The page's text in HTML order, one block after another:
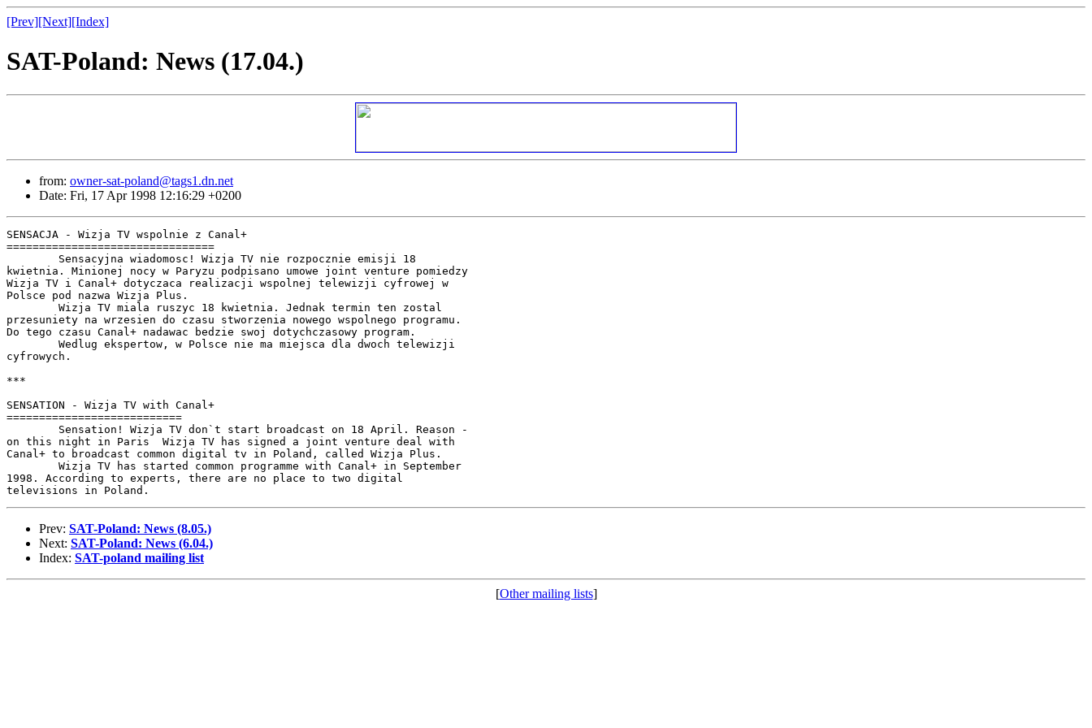
[Prev][Next][Index]
SAT-Poland: News (17.04.)
from: owner-sat-poland@tags1.dn.net
Date: Fri, 17 Apr 1998 12:16:29 +0200
SENSACJA - Wizja TV wspolnie z Canal+
================================
kwietnia. Minionej nocy w Paryzu podpisano umowe joint venture pomiedzy
Wizja TV i Canal+ dotyczaca realizacji wspolnej telewizji cyfrowej w
Polsce pod nazwa Wizja Plus.
przesuniety na wrzesien do czasu stworzenia nowego wspolnego programu.
Do tego czasu Canal+ nadawac bedzie swoj dotychczasowy program.
cyfrowych.
***
SENSATION - Wizja TV with Canal+
===========================
on this night in Paris  Wizja TV has signed a joint venture deal with
Canal+ to broadcast common digital tv in Poland, called Wizja Plus.
1998. According to experts, there are no place to two digital
Prev: SAT-Poland: News (8.05.)
Next: SAT-Poland: News (6.04.)
Index: SAT-poland mailing list
[Other mailing lists]